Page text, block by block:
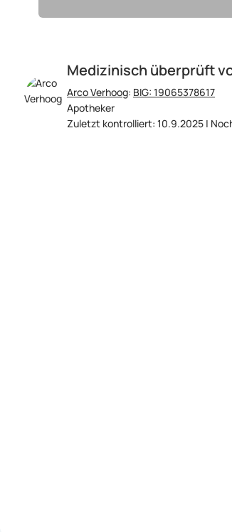
Medizinisch überprüft
Arco Verhoog: BIG: 19065378617
Apotheker
Zuletzt kontrolliert: 10.9.2025 |